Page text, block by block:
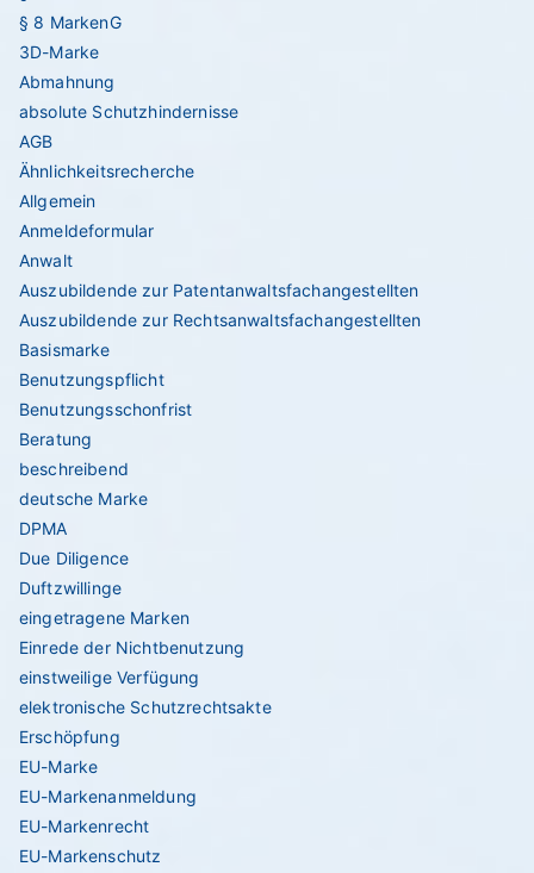
§ 8 MarkenG
3D-Marke
Abmahnung
absolute Schutzhindernisse
AGB
Ähnlichkeitsrecherche
Allgemein
Anmeldeformular
Anwalt
Auszubildende zur Patentanwaltsfachangestellten
Auszubildende zur Rechtsanwaltsfachangestellten
Basismarke
Benutzungspflicht
Benutzungsschonfrist
Beratung
beschreibend
deutsche Marke
DPMA
Due Diligence
Duftzwillinge
eingetragene Marken
Einrede der Nichtbenutzung
einstweilige Verfügung
elektronische Schutzrechtsakte
Erschöpfung
EU-Marke
EU-Markenanmeldung
EU-Markenrecht
EU-Markenschutz